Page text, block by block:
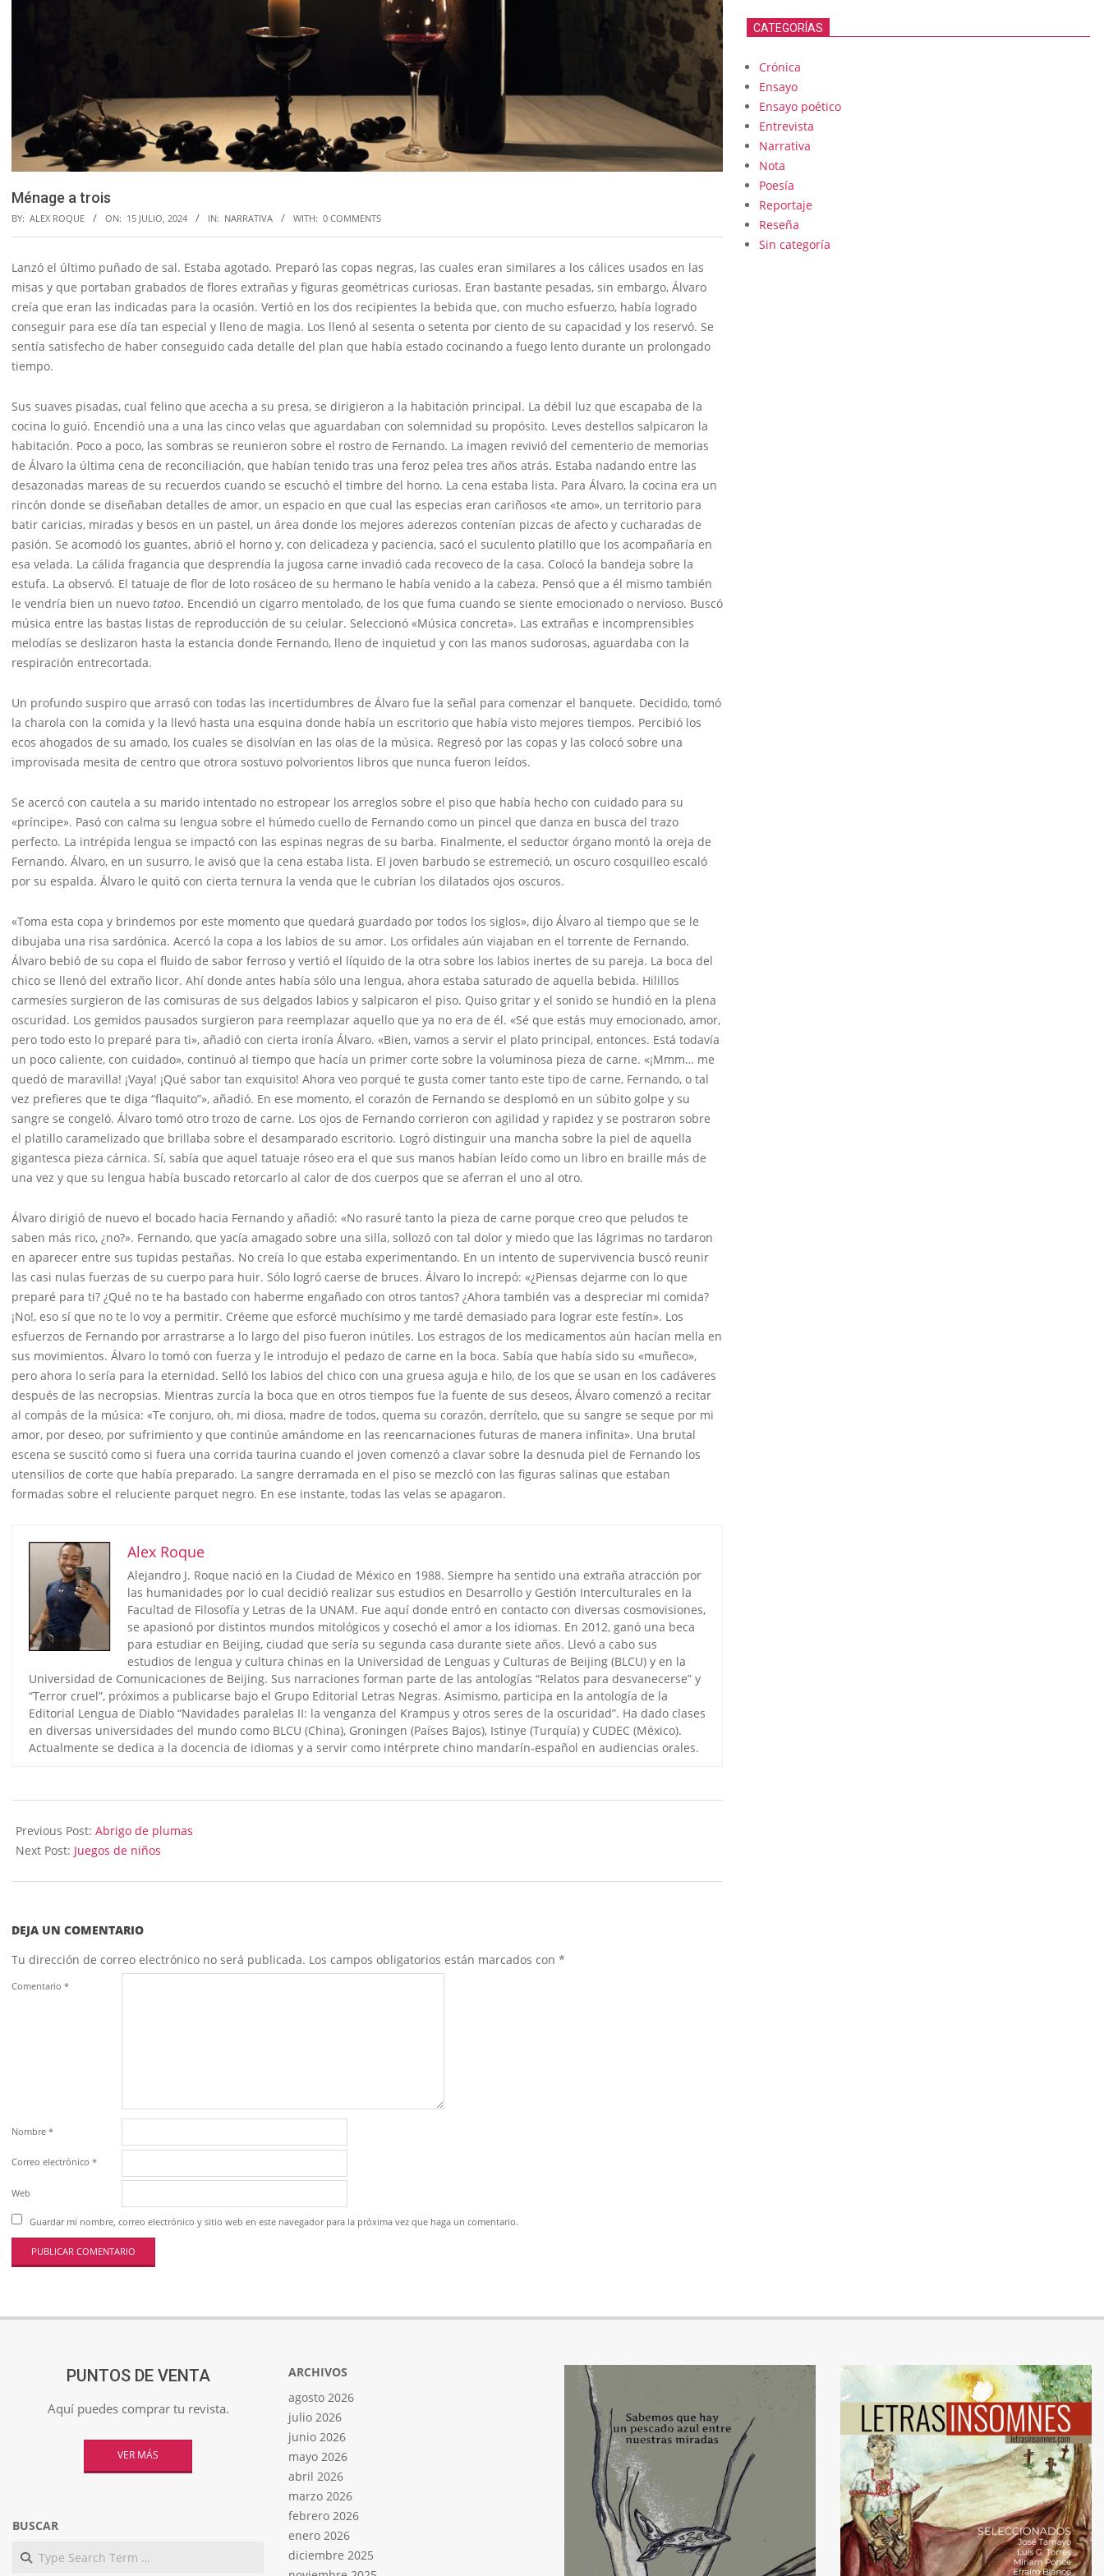
Ménage a trois
BY: ALEX ROQUE ON: 15 JULIO, 2024 IN: NARRATIVA WITH: 0 COMMENTS
Lanzó el último puñado de sal. Estaba agotado. Preparó las copas negras, las cuales eran similares a los cálices usados en las
misas y que portaban grabados de flores extrañas y figuras geométricas curiosas. Eran bastante pesadas, sin embargo, Álvaro
creía que eran las indicadas para la ocasión. Vertió en los dos recipientes la bebida que, con mucho esfuerzo, había logrado
conseguir para ese día tan especial y lleno de magia. Los llenó al sesenta o setenta por ciento de su capacidad y los reservó. Se
sentía satisfecho de haber conseguido cada detalle del plan que había estado cocinando a fuego lento durante un prolongado
tiempo.
Sus suaves pisadas, cual felino que acecha a su presa, se dirigieron a la habitación principal. La débil luz que escapaba de la
cocina lo guió. Encendió una a una las cinco velas que aguardaban con solemnidad su propósito. Leves destellos salpicaron la
habitación. Poco a poco, las sombras se reunieron sobre el rostro de Fernando. La imagen revivió del cementerio de memorias
de Álvaro la última cena de reconciliación, que habían tenido tras una feroz pelea tres años atrás. Estaba nadando entre las
desazonadas mareas de su recuerdos cuando se escuchó el timbre del horno. La cena estaba lista. Para Álvaro, la cocina era un
rincón donde se diseñaban detalles de amor, un espacio en que cual las especias eran cariñosos «te amo», un territorio para
batir caricias, miradas y besos en un pastel, un área donde los mejores aderezos contenían pizcas de afecto y cucharadas de
pasión. Se acomodó los guantes, abrió el horno y, con delicadeza y paciencia, sacó el suculento platillo que los acompañaría en
esa velada. La cálida fragancia que desprendía la jugosa carne invadió cada recoveco de la casa. Colocó la bandeja sobre la
estufa. La observó. El tatuaje de flor de loto rosáceo de su hermano le había venido a la cabeza. Pensó que a él mismo también
le vendría bien un nuevo tatoo. Encendió un cigarro mentolado, de los que fuma cuando se siente emocionado o nervioso. Buscó
música entre las bastas listas de reproducción de su celular. Seleccionó «Música concreta». Las extrañas e incomprensibles
melodías se deslizaron hasta la estancia donde Fernando, lleno de inquietud y con las manos sudorosas, aguardaba con la
respiración entrecortada.
Un profundo suspiro que arrasó con todas las incertidumbres de Álvaro fue la señal para comenzar el banquete. Decidido, tomó
la charola con la comida y la llevó hasta una esquina donde había un escritorio que había visto mejores tiempos. Percibió los
ecos ahogados de su amado, los cuales se disolvían en las olas de la música. Regresó por las copas y las colocó sobre una
improvisada mesita de centro que otrora sostuvo polvorientos libros que nunca fueron leídos.
Se acercó con cautela a su marido intentado no estropear los arreglos sobre el piso que había hecho con cuidado para su
«príncipe». Pasó con calma su lengua sobre el húmedo cuello de Fernando como un pincel que danza en busca del trazo
perfecto. La intrépida lengua se impactó con las espinas negras de su barba. Finalmente, el seductor órgano montó la oreja de
Fernando. Álvaro, en un susurro, le avisó que la cena estaba lista. El joven barbudo se estremeció, un oscuro cosquilleo escaló
por su espalda. Álvaro le quitó con cierta ternura la venda que le cubrían los dilatados ojos oscuros.
«Toma esta copa y brindemos por este momento que quedará guardado por todos los siglos», dijo Álvaro al tiempo que se le
dibujaba una risa sardónica. Acercó la copa a los labios de su amor. Los orfidales aún viajaban en el torrente de Fernando.
Álvaro bebió de su copa el fluido de sabor ferroso y vertió el líquido de la otra sobre los labios inertes de su pareja. La boca del
chico se llenó del extraño licor. Ahí donde antes había sólo una lengua, ahora estaba saturado de aquella bebida. Hilillos
carmesíes surgieron de las comisuras de sus delgados labios y salpicaron el piso. Quiso gritar y el sonido se hundió en la plena
oscuridad. Los gemidos pausados surgieron para reemplazar aquello que ya no era de él. «Sé que estás muy emocionado, amor,
pero todo esto lo preparé para ti», añadió con cierta ironía Álvaro. «Bien, vamos a servir el plato principal, entonces. Está todavía
un poco caliente, con cuidado», continuó al tiempo que hacía un primer corte sobre la voluminosa pieza de carne. «¡Mmm… me
quedó de maravilla! ¡Vaya! ¡Qué sabor tan exquisito! Ahora veo porqué te gusta comer tanto este tipo de carne, Fernando, o tal
vez prefieres que te diga “flaquito”», añadió. En ese momento, el corazón de Fernando se desplomó en un súbito golpe y su
sangre se congeló. Álvaro tomó otro trozo de carne. Los ojos de Fernando corrieron con agilidad y rapidez y se postraron sobre
el platillo caramelizado que brillaba sobre el desamparado escritorio. Logró distinguir una mancha sobre la piel de aquella
gigantesca pieza cárnica. Sí, sabía que aquel tatuaje róseo era el que sus manos habían leído como un libro en braille más de
una vez y que su lengua había buscado retorcarlo al calor de dos cuerpos que se aferran el uno al otro.
Álvaro dirigió de nuevo el bocado hacia Fernando y añadió: «No rasuré tanto la pieza de carne porque creo que peludos te
saben más rico, ¿no?». Fernando, que yacía amagado sobre una silla, sollozó con tal dolor y miedo que las lágrimas no tardaron
en aparecer entre sus tupidas pestañas. No creía lo que estaba experimentando. En un intento de supervivencia buscó reunir
las casi nulas fuerzas de su cuerpo para huir. Sólo logró caerse de bruces. Álvaro lo increpó: «¿Piensas dejarme con lo que
preparé para ti? ¿Qué no te ha bastado con haberme engañado con otros tantos? ¿Ahora también vas a despreciar mi comida?
¡No!, eso sí que no te lo voy a permitir. Créeme que esforcé muchísimo y me tardé demasiado para lograr este festín». Los
esfuerzos de Fernando por arrastrarse a lo largo del piso fueron inútiles. Los estragos de los medicamentos aún hacían mella en
sus movimientos. Álvaro lo tomó con fuerza y le introdujo el pedazo de carne en la boca. Sabía que había sido su «muñeco»,
pero ahora lo sería para la eternidad. Selló los labios del chico con una gruesa aguja e hilo, de los que se usan en los cadáveres
después de las necropsias. Mientras zurcía la boca que en otros tiempos fue la fuente de sus deseos, Álvaro comenzó a recitar
al compás de la música: «Te conjuro, oh, mi diosa, madre de todos, quema su corazón, derrítelo, que su sangre se seque por mi
amor, por deseo, por sufrimiento y que continúe amándome en las reencarnaciones futuras de manera infinita». Una brutal
escena se suscitó como si fuera una corrida taurina cuando el joven comenzó a clavar sobre la desnuda piel de Fernando los
utensilios de corte que había preparado. La sangre derramada en el piso se mezcló con las figuras salinas que estaban
formadas sobre el reluciente parquet negro. En ese instante, todas las velas se apagaron.
Alex Roque
Alejandro J. Roque nació en la Ciudad de México en 1988. Siempre ha sentido una extraña atracción por
las humanidades por lo cual decidió realizar sus estudios en Desarrollo y Gestión Interculturales en la
Facultad de Filosofía y Letras de la UNAM. Fue aquí donde entró en contacto con diversas cosmovisiones,
se apasionó por distintos mundos mitológicos y cosechó el amor a los idiomas. En 2012, ganó una beca
para estudiar en Beijing, ciudad que sería su segunda casa durante siete años. Llevó a cabo sus
estudios de lengua y cultura chinas en la Universidad de Lenguas y Culturas de Beijing (BLCU) y en la
Universidad de Comunicaciones de Beijing. Sus narraciones forman parte de las antologías “Relatos para desvanecerse” y
“Terror cruel”, próximos a publicarse bajo el Grupo Editorial Letras Negras. Asimismo, participa en la antología de la
Editorial Lengua de Diablo “Navidades paralelas II: la venganza del Krampus y otros seres de la oscuridad”. Ha dado clases
en diversas universidades del mundo como BLCU (China), Groningen (Países Bajos), Istinye (Turquía) y CUDEC (México).
Actualmente se dedica a la docencia de idiomas y a servir como intérprete chino mandarín-español en audiencias orales.
07-
15
Previous Post: Abrigo de plumas
Next Post: Juegos de niños
DEJA UN COMENTARIO
Tu dirección de correo electrónico no será publicada. Los campos obligatorios están marcados con *
Comentario *
Nombre *
Correo electrónico *
Web
Guardar mi nombre, correo electrónico y sitio web en este navegador para la próxima vez que haga un comentario.
CATEGORÍAS
Crónica
Ensayo
Ensayo poético
Entrevista
Narrativa
Nota
Poesía
Reportaje
Reseña
Sin categoría
PUNTOS DE VENTA
Aquí puedes comprar tu revista.
VER MÁS
BUSCAR
Search
ARCHIVOS
agosto 2026
julio 2026
junio 2026
mayo 2026
abril 2026
marzo 2026
febrero 2026
enero 2026
diciembre 2025